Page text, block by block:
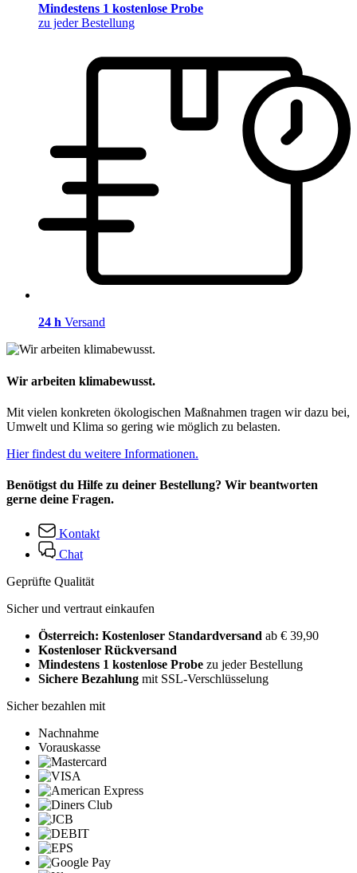
Mindestens 1 kostenlose Probe
zu jeder Bestellung
24 h Versand
Wir arbeiten klimabewusst.
Mit vielen konkreten ökologischen Maßnahmen tragen wir dazu bei,
Umwelt und Klima so gering wie möglich zu belasten.
Hier findest du weitere Informationen.
Benötigst du Hilfe zu deiner Bestellung? Wir beantworten
gerne deine Fragen.
Kontakt
Chat
Geprüfte Qualität
Sicher und vertraut einkaufen
Österreich: Kostenloser Standardversand ab € 39,90
Kostenloser Rückversand
Mindestens 1 kostenlose Probe zu jeder Bestellung
Sichere Bezahlung mit SSL-Verschlüsselung
Sicher bezahlen mit
Nachnahme
Vorauskasse